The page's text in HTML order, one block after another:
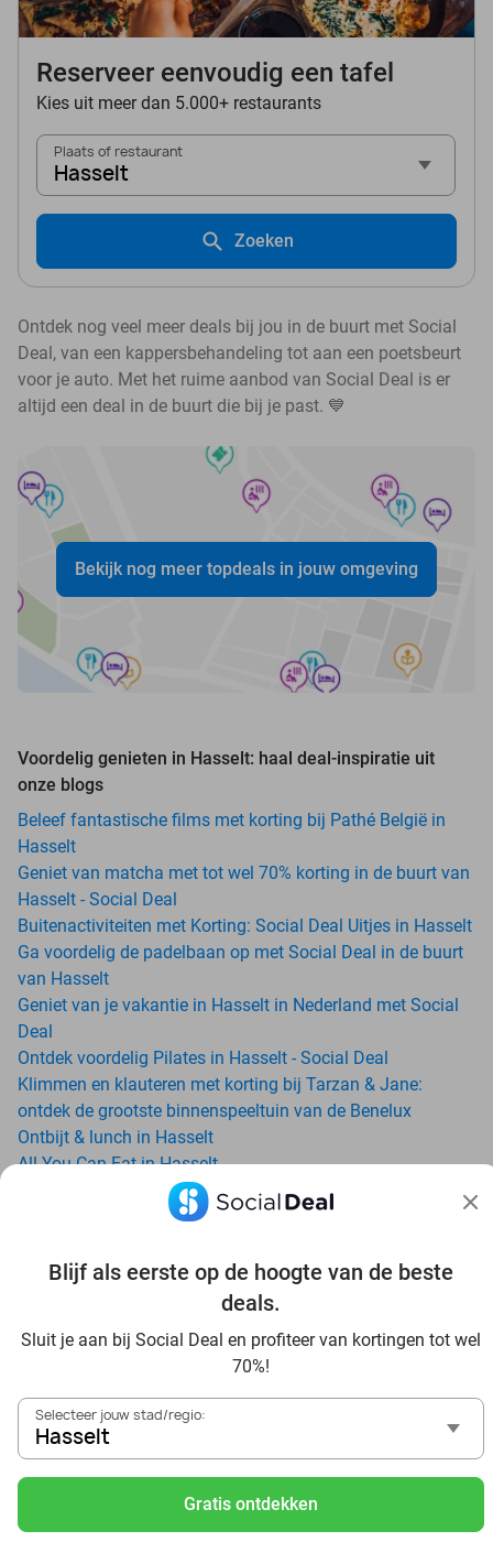
Blijf als eerste op de hoogte van de beste
deals.
Sluit je aan bij Social Deal en profiteer van kortingen tot wel
70%!
Selecteer jouw stad/regio:
Hasselt
Gratis ontdekken
Reserveer eenvoudig een tafel
Kies uit meer dan 5.000+ restaurants
Plaats of restaurant
Hasselt
Zoeken
Ontdek nog veel meer deals bij jou in de buurt met Social
Deal, van een kappersbehandeling tot aan een poetsbeurt
voor je auto. Met het ruime aanbod van Social Deal is er
altijd een deal in de buurt die bij je past. 💙
Bekijk nog meer topdeals in jouw omgeving
Voordelig genieten in Hasselt: haal deal-inspiratie uit
onze blogs
Beleef fantastische films met korting bij Pathé België in
Hasselt
Geniet van matcha met tot wel 70% korting in de buurt van
Hasselt - Social Deal
Buitenactiviteiten met Korting: Social Deal Uitjes in Hasselt
Ga voordelig de padelbaan op met Social Deal in de buurt
van Hasselt
Geniet van je vakantie in Hasselt in Nederland met Social
Deal
Ontdek voordelig Pilates in Hasselt - Social Deal
Klimmen en klauteren met korting bij Tarzan & Jane:
ontdek de grootste binnenspeeltuin van de Benelux
Ontbijt & lunch in Hasselt
All-You-Can-Eat in Hasselt
Avondje uit in regio Hasselt? Ontdek 6x inspiratie voor een
onvergetelijke avond
de ideale dates
Bezoek Aquadroom Sauna & Wellness in Maaseik met
Dagje uit naar Pairi Daiza vanaf Hasselt: verwonder je in
de beste dierentuin van Europa
Ontdek de beste restaurants in Hasselt via Social Deal
Voordelig sushi scoren? Ontdek de beste sushi restaurants
in Hasselt en omgeving
Schoonheidsspecialisten in Hasselt: voordelige
Schoonheidssalons in Hasselt: voordelige beauty-